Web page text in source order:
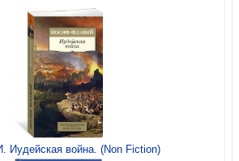
Дом Божий (ГРАНАТ)
в современном мире. Уроки книг
и Притч Соломона
Иудейская война. (Non Fiction)